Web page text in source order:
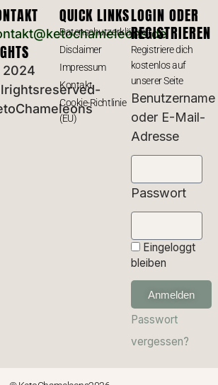
QUICK LINKS
Datenschutzerklärung
Disclaimer
Impressum
Kontakt
Cookie-Richtlinie
(EU)
LOGIN ODER
REGISTRIEREN
Registriere dich
kostenlos auf
unserer Seite
Benutzername
oder E-Mail-
Adresse
Passwort
Eingeloggt
bleiben
Anmelden
Passwort
vergessen?